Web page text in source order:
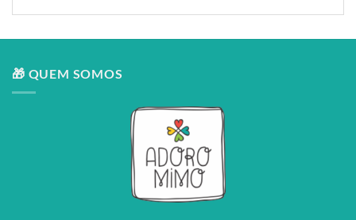
🎁 QUEM SOMOS